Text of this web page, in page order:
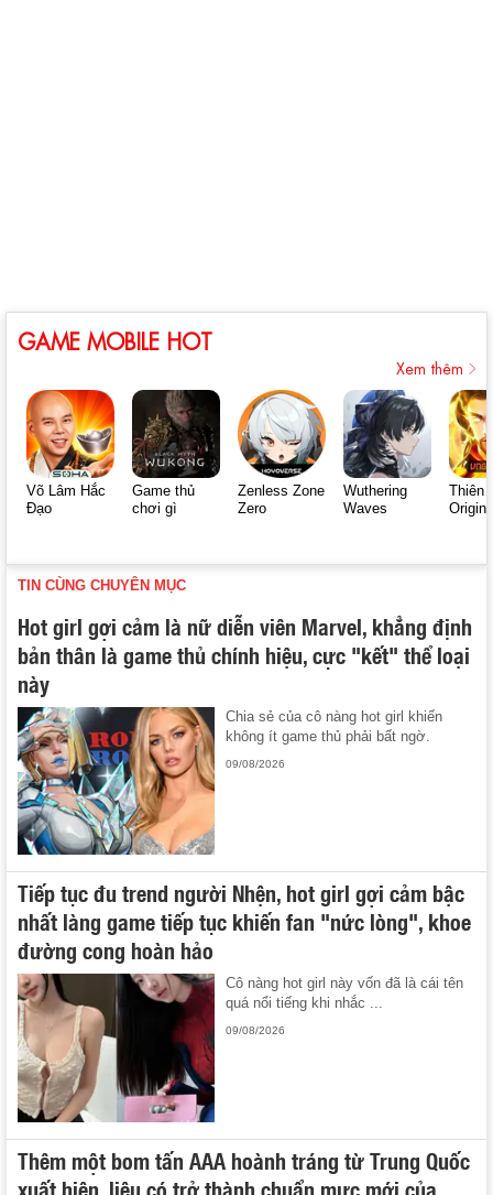
GAME MOBILE HOT
Xem thêm
Võ Lâm Hắc
Đạo
Game thủ
chơi gì
Zenless Zone
Zero
Wuthering
Waves
Thiên
Origin
TIN CÙNG CHUYÊN MỤC
Hot girl gợi cảm là nữ diễn viên Marvel, khẳng định
bản thân là game thủ chính hiệu, cực "kết" thể loại
này
Chia sẻ của cô nàng hot girl khiến
không ít game thủ phải bất ngờ.
09/08/2026
Tiếp tục đu trend người Nhện, hot girl gợi cảm bậc
nhất làng game tiếp tục khiến fan "nức lòng", khoe
đường cong hoàn hảo
Cô nàng hot girl này vốn đã là cái tên
quá nổi tiếng khi nhắc ...
09/08/2026
Thêm một bom tấn AAA hoành tráng từ Trung Quốc
xuất hiện, liệu có trở thành chuẩn mực mới của